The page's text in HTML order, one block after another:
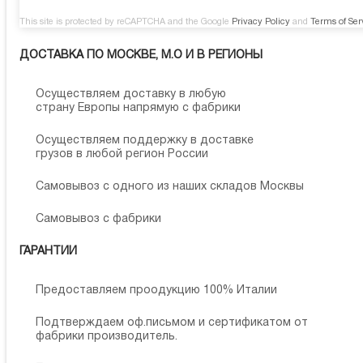
This site is protected by reCAPTCHA and the Google Privacy Policy and Terms of
ДОСТАВКА ПО МОСКВЕ, М.О И В РЕГИОНЫ
Осуществляем доставку в любую
страну Европы напрямую с фабрики
Осуществляем поддержку в доставке
грузов в любой регион России
Самовывоз с одного из наших складов Москвы
Самовывоз с фабрики
ГАРАНТИИ
Предоставляем проодукцию 100% Италии
Подтверждаем оф.письмом и сертификатом от
фабрики производитель.